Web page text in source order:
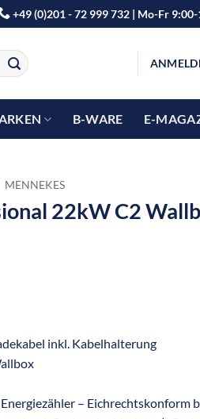
+49 (0)201 - 72 999 732 | Mo-Fr
B-WARE E-
MENNEKES
22kW C2
inkl. Kabelhalterung
– Eichrechtskonform